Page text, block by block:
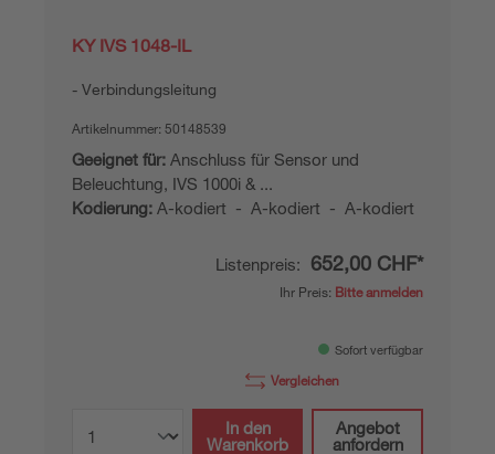
KY IVS 1048-IL
Verbindungsleitung
Artikelnummer: 50148539
Geeignet für: Anschluss für Sensor und
Beleuchtung, IVS 1000i & ...
Kodierung: A-kodiert - A-kodiert - A-kodiert
Listenpreis: 652,00 CHF*
Ihr Preis: Bitte anmelden
Sofort verfügbar
Vergleichen
In den
Warenkorb
Angebot
anfordern